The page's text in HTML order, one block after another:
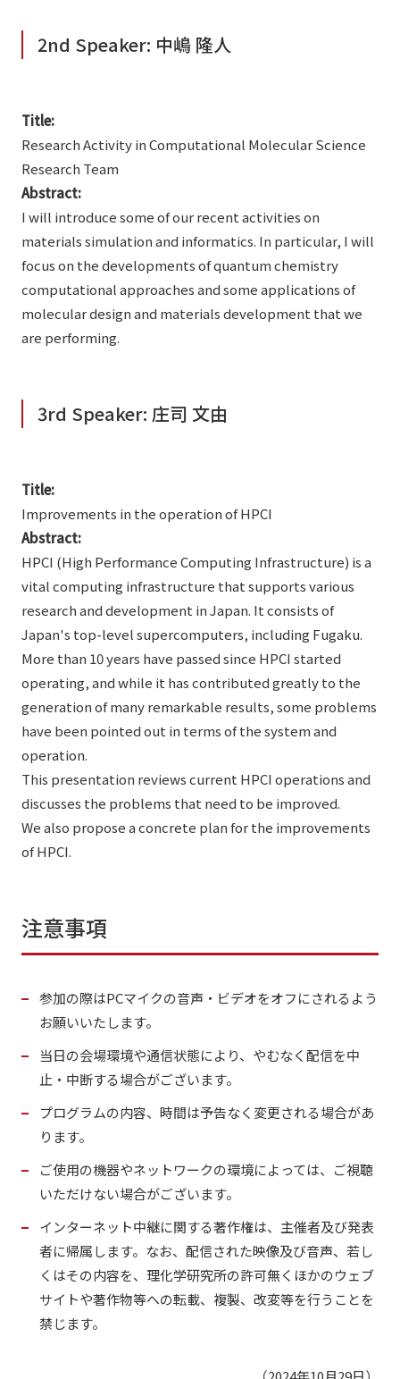
2nd Speaker: 中嶋 隆人
Title:
Research Activity in Computational Molecular Science
Research Team
Abstract:
I will introduce some of our recent activities on
materials simulation and informatics. In particular, I will
focus on the developments of quantum chemistry
computational approaches and some applications of
molecular design and materials development that we
are performing.
3rd Speaker: 庄司 文由
Title:
Improvements in the operation of HPCI
Abstract:
HPCI (High Performance Computing Infrastructure) is a
vital computing infrastructure that supports various
research and development in Japan. It consists of
Japan's top-level supercomputers, including Fugaku.
More than 10 years have passed since HPCI started
operating, and while it has contributed greatly to the
generation of many remarkable results, some problems
have been pointed out in terms of the system and
operation.
This presentation reviews current HPCI operations and
discusses the problems that need to be improved.
We also propose a concrete plan for the improvements
of HPCI.
注意事項
参加の際はPCマイクの音声・ビデオをオフにされるよう
お願いいたします。
当日の会場環境や通信状態により、やむなく配信を中
止・中断する場合がございます。
プログラムの内容、時間は予告なく変更される場合があ
ります。
ご使用の機器やネットワークの環境によっては、ご視聴
いただけない場合がございます。
インターネット中継に関する著作権は、主催者及び発表
者に帰属します。なお、配信された映像及び音声、若し
くはその内容を、理化学研究所の許可無くほかのウェブ
サイトや著作物等への転載、複製、改変等を行うことを
禁じます。